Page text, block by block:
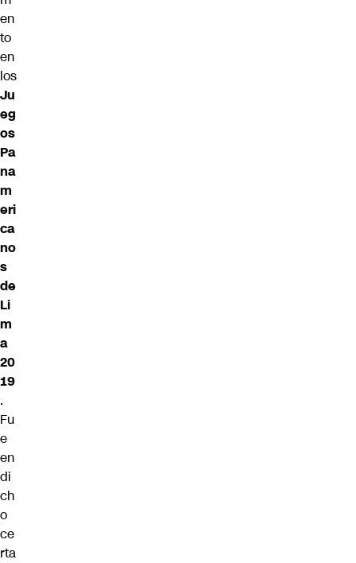
en
to
en
los
Ju
eg
os
Pa
na
m
eri
ca
no
s
de
Li
m
a
20
19
.
Fu
e
en
di
ch
o
ce
rta